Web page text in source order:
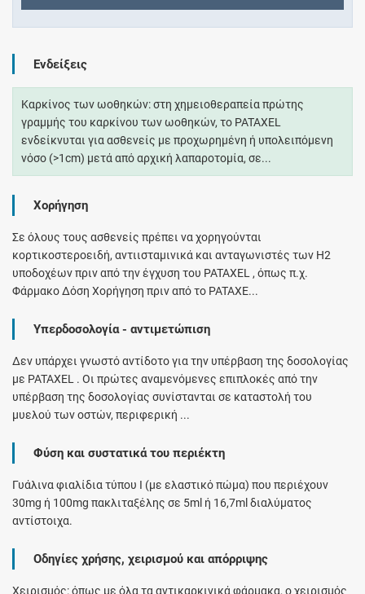
Ενδείξεις
Καρκίνος των ωοθηκών: στη χημειοθεραπεία πρώτης
γραμμής του καρκίνου των ωοθηκών, το PATAXEL
ενδείκνυται για ασθενείς με προχωρημένη ή υπολειπόμενη
νόσο (>1cm) μετά από αρχική λαπαροτομία, σε...
Χορήγηση
Σε όλους τους ασθενείς πρέπει να χορηγούνται
κορτικοστεροειδή, αντιισταμινικά και ανταγωνιστές των Η2
υποδοχέων πριν από την έγχυση του PATAXEL , όπως π.χ.
Φάρμακο Δόση Χορήγηση πριν από το PATAXE...
Υπερδοσολογία - αντιμετώπιση
Δεν υπάρχει γνωστό αντίδοτο για την υπέρβαση της δοσολογίας
με PATAXEL . Οι πρώτες αναμενόμενες επιπλοκές από την
υπέρβαση της δοσολογίας συνίστανται σε καταστολή του
μυελού των οστών, περιφερική ...
Φύση και συστατικά του περιέκτη
Γυάλινα φιαλίδια τύπου Ι (με ελαστικό πώμα) που περιέχουν
30mg ή 100mg πακλιταξέλης σε 5ml ή 16,7ml διαλύματος
αντίστοιχα.
Οδηγίες χρήσης, χειρισμού και απόρριψης
Χειρισμός: όπως με όλα τα αντικαρκινικά φάρμακα, ο χειρισμός